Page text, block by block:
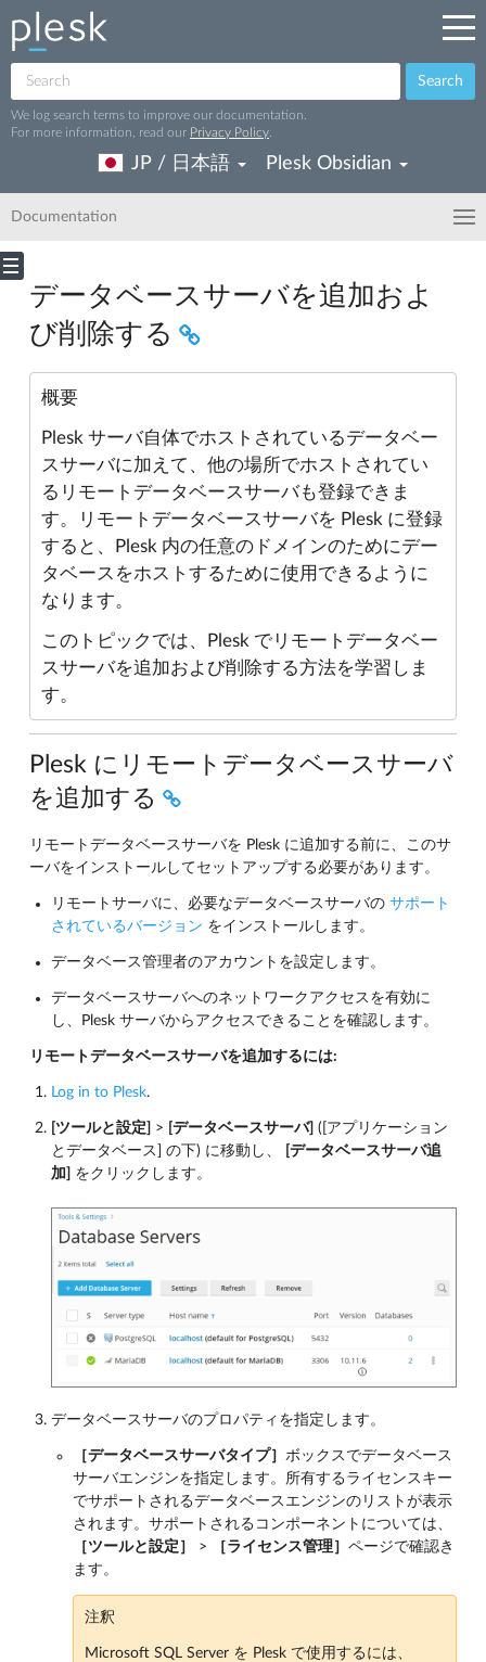
Search
We log search terms to improve our documentation.
For more information, read our Privacy Policy
JP / 日本語 Plesk Obsidian
Documentation
データベースサーバを追加およ
び削除する
概要
Plesk サーバ自体でホストされているデータベー
スサーバに加えて、他の場所でホストされてい
るリモートデータベースサーバも登録できま
す。リモートデータベースサーバを Plesk に登録
すると、Plesk 内の任意のドメインのためにデー
タベースをホストするために使用できるように
なります。
このトピックでは、Plesk でリモートデータベー
スサーバを追加および削除する方法を学習しま
す。
Plesk にリモートデータベースサーバ
を追加する
リモートデータベースサーバを Plesk に追加する前に、このサ
ーバをインストールしてセットアップする必要があります。
リモートサーバに、必要なデータベースサーバの サポート
されているバージョン をインストールします。
データベース管理者のアカウントを設定します。
データベースサーバへのネットワークアクセスを有効に
し、Plesk サーバからアクセスできることを確認します。
リモートデータベースサーバを追加するには:
Log in to Plesk.
[ツールと設定] > [データベースサーバ] ([アプリケーション
とデータベース] の下) に移動し、
[データベースサーバ追
加] をクリックします。
データベースサーバのプロパティを指定します。
［データベースサーバタイプ］ ボックスでデータベース
サーバエンジンを指定します。所有するライセンスキー
でサポートされるデータベースエンジンのリストが表示
されます。サポートされるコンポーネントについては、
［ツールと設定］
> ［ライセンス管理］ ページで確認き
ます。
注釈
Microsoft SQL Server を Plesk で使用するには、